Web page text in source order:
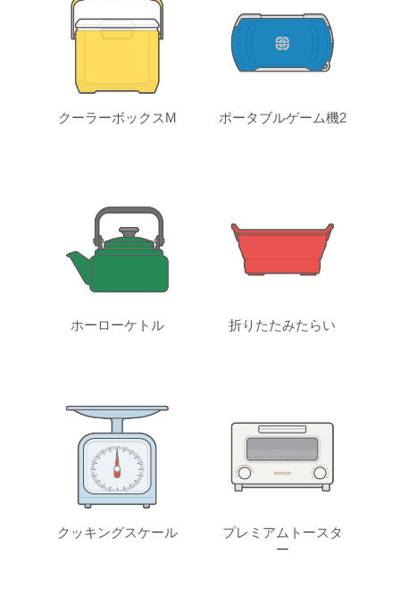
クーラーボックスM ポータブルゲーム機2
ホーローケトル 折りたたみたらい
クッキングスケール
プレミアムトースタ
ー